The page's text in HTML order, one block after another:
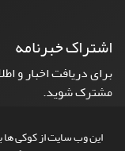
این وب سایت از کوکی ها
اشتراک خبرنامه
برای دریافت اخبار و
مشترک شوید.